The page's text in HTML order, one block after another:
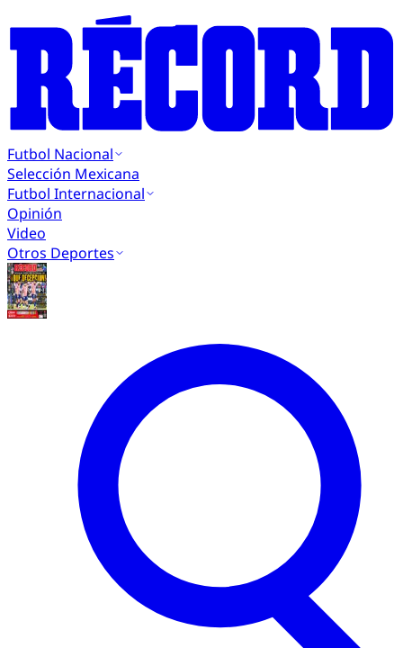
Futbol Nacional
Selección Mexicana
Futbol Internacional
Opinión
Video
Otros Deportes